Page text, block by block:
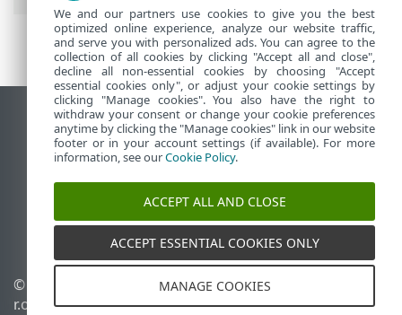
Ver sitio para ordenador
End of Life
Base de conocimiento de ESET
Foro de ESET
ESET Status Portal
Soporte técnico regional
© 1992 - 2026 ESET, spol. s
r.o. Todos los derechos
Administrar cookies
Política de cookies
We and our partners use cookies to give you the best
optimized online experience, analyze our website traffic,
and serve you with personalized ads. You can agree to the
collection of all cookies by clicking "Accept all and close",
decline all non-essential cookies by choosing "Accept
essential cookies only", or adjust your cookie settings by
clicking "Manage cookies". You also have the right to
withdraw your consent or change your cookie preferences
anytime by clicking the "Manage cookies" link in our website
footer or in your account settings (if available). For more
information, see ourCookie Policy.
ACCEPT ALL AND CLOSE
ACCEPT ESSENTIAL COOKIES ONLY
MANAGE COOKIES